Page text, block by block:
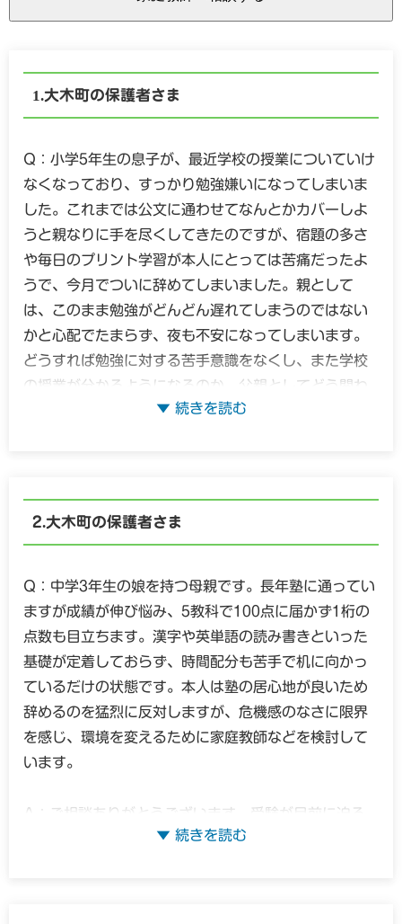
大木町の保護者さま
Q：小学5年生の息子が、最近学校の授業についていけ
なくなっており、すっかり勉強嫌いになってしまいま
した。これまでは公文に通わせてなんとかカバーしよ
うと親なりに手を尽くしてきたのですが、宿題の多さ
や毎日のプリント学習が本人にとっては苦痛だったよ
うで、今月でついに辞めてしまいました。親として
は、このまま勉強がどんどん遅れてしまうのではない
かと心配でたまらず、夜も不安になってしまいます。
どうすれば勉強に対する苦手意識をなくし、また学校
の授業が分かるようになるのか、父親としてどう関わ
っていけばいいのか悩んでいます。
さまとしても本当に切なく、「どうにかしてやりた
ポートをされたり、環境を整えようと心を砕いてこら
れたお父さまの深い愛情が、お言葉の端々からとても
温かく伝わってきました。
私たちのところにも、同じように「公文や塾のプリン
ト学習がプレッシャーになって辞めてしまった」「高
学年になって急に内容が難しくなり、机に向かうこと
すら嫌がるようになった」という男の子のご相談が、
とは、決してお子さんの根気がないからではありませ
ん。公文の反復練習は素晴らしいものですが、一度学
大木町の保護者さま
Q：中学3年生の娘を持つ母親です。長年塾に通ってい
ますが成績が伸び悩み、5教科で100点に届かず1桁の
点数も目立ちます。漢字や英単語の読み書きといった
基礎が定着しておらず、時間配分も苦手で机に向かっ
ているだけの状態です。本人は塾の居心地が良いため
辞めるのを猛烈に反対しますが、危機感のなさに限界
を感じ、環境を変えるために家庭教師などを検討して
います。
A：ご相談ありがとうございます。受験が目前に迫る
中、塾へ楽しく通っているのにお子さんの実力が一向